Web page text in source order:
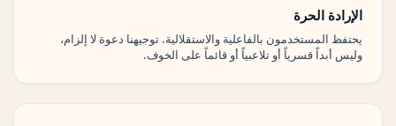
الإرادة الحرة
يحتفظ المستخدمون بالفاعلية والاستقلالية. توجيهنا دعوة لا إلزام،
وليس أبداً قسرياً أو تلاعبياً أو قائماً على الخوف.